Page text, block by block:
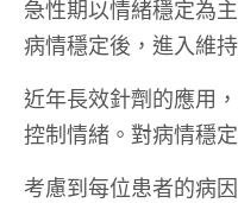
急性期以情緒穩定為
病情穩定後，進入維
近年長效針劑的應用
控制情緒。對病情穩
考慮到每位患者的病